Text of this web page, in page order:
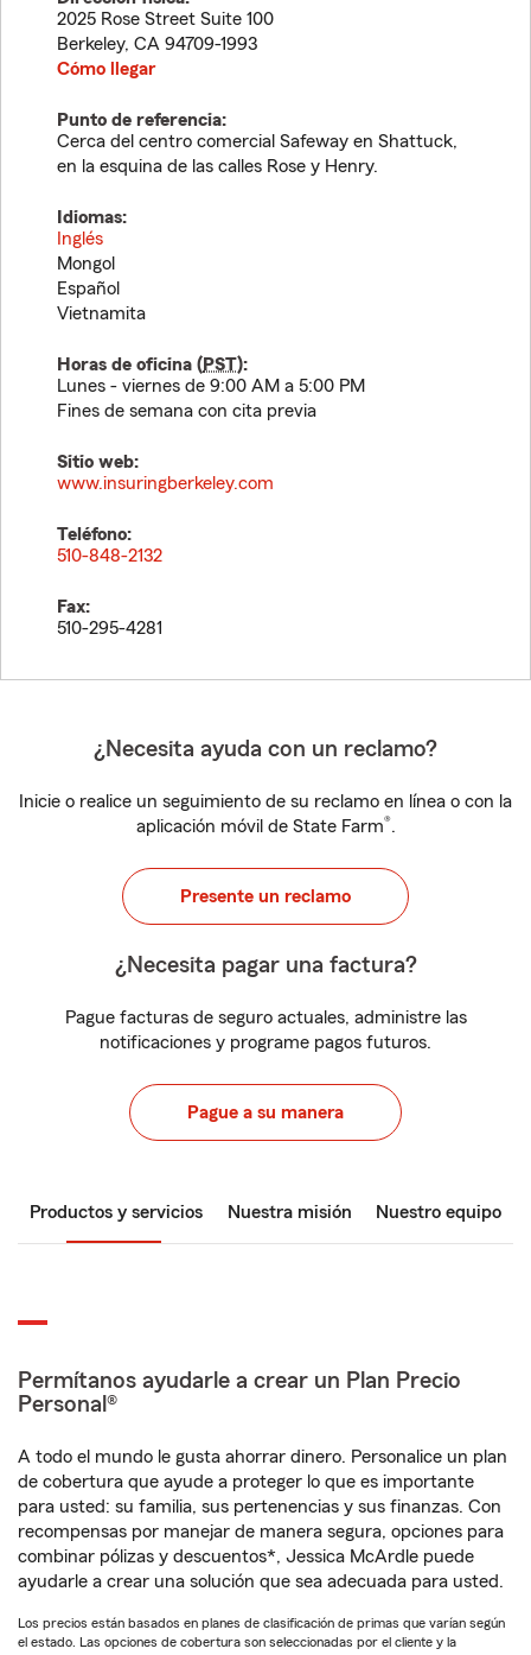
2025 Rose Street Suite 100
Berkeley, CA 94709-1993
Cómo llegar
Punto de referencia:
Cerca del centro comercial Safeway en Shattuck,
en la esquina de las calles Rose y Henry.
Idiomas:
Inglés
Mongol
Español
Vietnamita
Horas de oficina (PST):
Lunes - viernes de 9:00 AM a 5:00 PM
Fines de semana con cita previa
Sitio web:
www.insuringberkeley.com
Teléfono:
510-848-2132
Fax:
510-295-4281
¿Necesita ayuda con un reclamo?
Inicie o realice un seguimiento de su reclamo en línea o con la
aplicación móvil de State Farm®.
Presente un reclamo
¿Necesita pagar una factura?
Pague facturas de seguro actuales, administre las
notificaciones y programe pagos futuros.
Pague a su manera
Productos y servicios Nuestra misión Nuestro equipo
Permítanos ayudarle a crear un Plan Precio
Personal®
A todo el mundo le gusta ahorrar dinero. Personalice un plan
de cobertura que ayude a proteger lo que es importante
para usted: su familia, sus pertenencias y sus finanzas. Con
recompensas por manejar de manera segura, opciones para
combinar pólizas y descuentos*, Jessica McArdle puede
ayudarle a crear una solución que sea adecuada para usted.
Los precios están basados en planes de clasificación de primas que varían según
el estado. Las opciones de cobertura son seleccionadas por el cliente y la